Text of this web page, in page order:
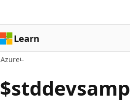
容
Learn
Azure
$stddevsamp